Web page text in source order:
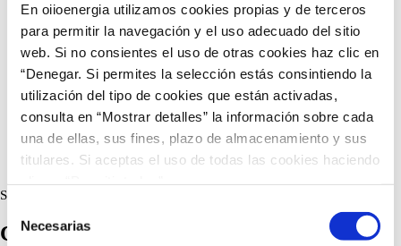
En oiioenergia utilizamos cookies propias y de terceros
para permitir la navegación y el uso adecuado del sitio
web. Si no consientes el uso de otras cookies haz clic en
“Denegar. Si permites la selección estás consintiendo la
utilización del tipo de cookies que están activadas,
consulta en “Mostrar detalles” la información sobre cada
una de ellas, sus fines, plazo de almacenamiento y sus
titulares. Si aceptas el uso de todas las cookies haciendo
de Necesarias
Servicios
Cálculo de la huella de carbono